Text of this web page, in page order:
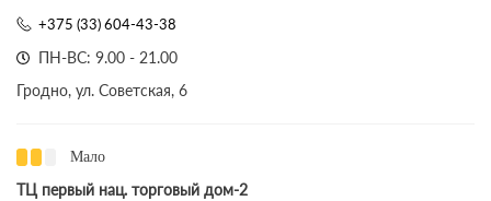
+375 (33) 604-43-38
ПН-ВС: 9.00 - 21.00
Гродно, ул. Советская, 6
Мало
ТЦ первый нац. торговый дом-2